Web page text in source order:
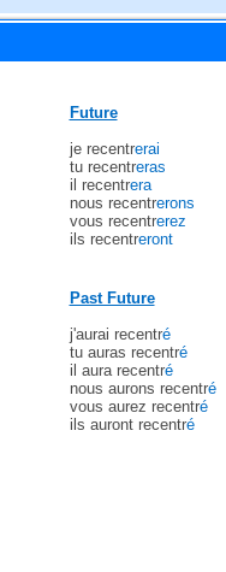
Future
je recentrerai
tu recentreras
il recentrera
nous recentrerons
vous recentrerez
ils recentreront
Past Future
j'aurai recentré
tu auras recentré
il aura recentré
nous aurons recentré
vous aurez recentré
ils auront recentré